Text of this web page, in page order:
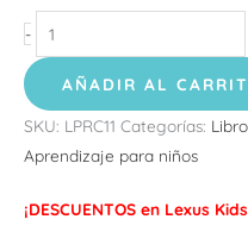
-
AÑADIR AL
SKU: LPRC11 Categorías:
Aprendizaje para niños
¡DESCUENTOS en Lexus